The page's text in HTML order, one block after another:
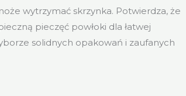
wytrzymać skrzynka. Potwierdza, że
pieczęć powłoki dla łatwej
solidnych opakowań i zaufanych